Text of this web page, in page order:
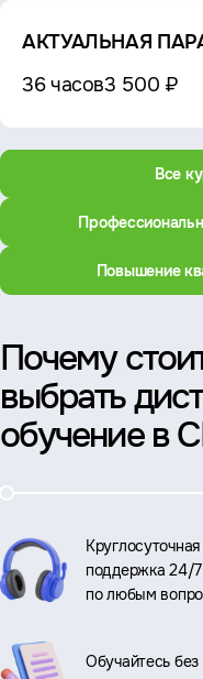
АКТУАЛЬНАЯ
36 часов3 500 ₽
Все
Повышение
Почему
выбрать
обучение в
Круглосуточная
поддержка 24/7
по любым
Обучайтесь